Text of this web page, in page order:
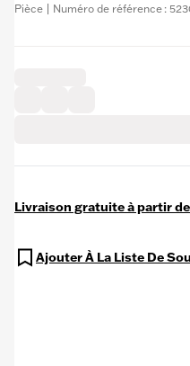
Pièce | Numéro de référence :
Livraison gratuite à partir
Ajouter À La Liste De